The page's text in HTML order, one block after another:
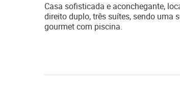
Casa sofisticada e aconchegante,
direito duplo, três suítes, sendo uma
gourmet com piscina.